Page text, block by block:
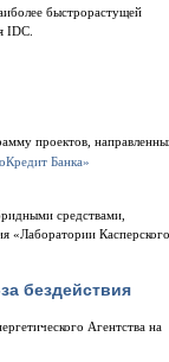
быстрорастущей
IDC.
проектов,
средствами,
«Лаборатории
бездействия
Агентства на